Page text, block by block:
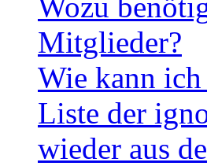
Mitglieder?
Wie kann
Liste der
wieder aus